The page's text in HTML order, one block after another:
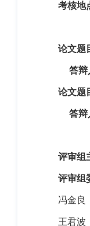
考核地
论文题
答辩
论文题
答辩
评审组
评审组
冯金良
王君波